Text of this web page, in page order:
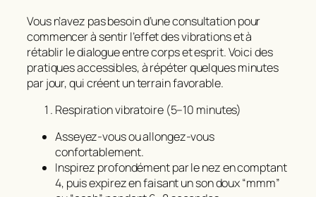
Vous n’avez pas besoin d’une consultation pour
commencer à sentir l’effet des vibrations et à
rétablir le dialogue entre corps et esprit. Voici des
pratiques accessibles, à répéter quelques minutes
par jour, qui créent un terrain favorable.
Respiration vibratoire (5–10 minutes)
Asseyez-vous ou allongez-vous
confortablement.
Inspirez profondément par le nez en comptant
4, puis expirez en faisant un son doux “mmm”